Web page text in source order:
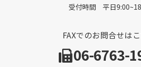
受付時間 平日
FAXでのお問合せは
06-6763-